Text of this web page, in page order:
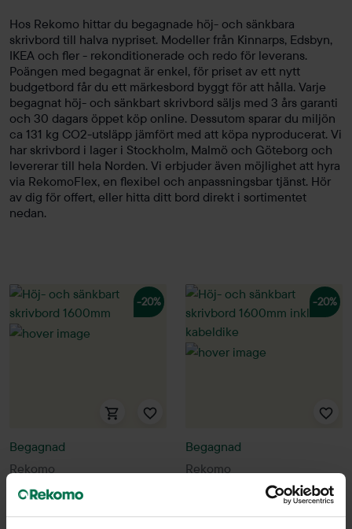
Hos Rekomo hittar du begagnade höj- och sänkbara
skrivbord till halva nypriset. Modeller från Kinnarps, Edsbyn,
IKEA och fler - rekonditionerade och redo för leverans.
Poängen med begagnat är enkel, för priset av ett nytt
budgetbord får du ett märkesbord byggt för att hålla. Varje
begagnat höj- och sänkbart skrivbord säljs med 3 års garanti
och 30 dagars öppet köp online. Dessutom sparar du miljön
ca 131 kg CO2-utsläpp jämfört med att köpa nyproducerat. Vi
har skrivbord i lager i Stockholm, Malmö och Göteborg och
levererar till hela Norden. Vi erbjuder även möjlighet att hyra
via RekomoFlex, en flexibel och anpassningsbar tjänst. Hör
av dig för offert, eller hitta ditt bord direkt i sortimentet
nedan.
-20%
Rekomo
Begagnad
Höj- och sänkbart skrivbord
1600mm
-20%
Rekomo
Begagnad
Höj- och sänkbart skrivbord
1600mm inkl. kabeldike